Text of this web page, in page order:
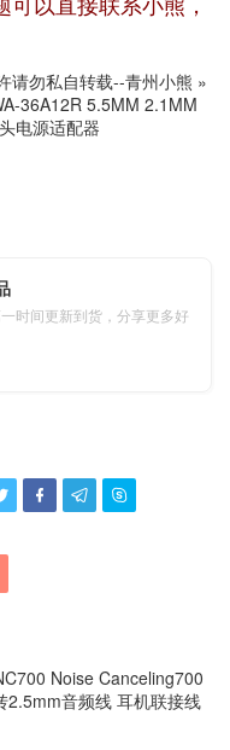
请勿私自转载--青州小熊 »
36A12R 5.5MM 2.1MM
电源适配器
时间更新到货，分享更多好
  
Noise Canceling700
音频线 耳机联接线